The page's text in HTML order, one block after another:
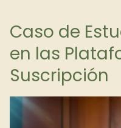
Caso de
en las
Suscripción